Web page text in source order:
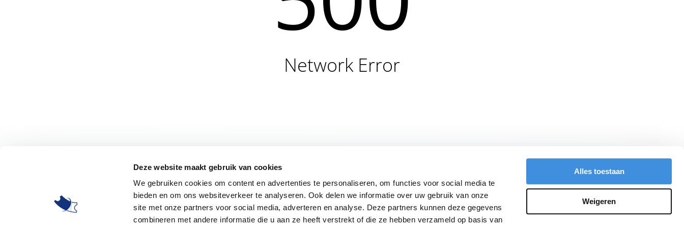
Deze website maakt gebruik van cookies
We gebruiken cookies om content en advertenties te personaliseren, om functies voor social media te
bieden en om ons websiteverkeer te analyseren. Ook delen we informatie over uw gebruik van onze
site met onze partners voor social media, adverteren en analyse. Deze partners kunnen deze gegevens
combineren met andere informatie die u aan ze heeft verstrekt of die ze hebben verzameld op basis van
Alles toestaan
Weigeren
Network Error